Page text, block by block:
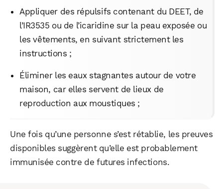
Appliquer des répulsifs contenant du DEET, de
l’IR3535 ou de l’icaridine sur la peau exposée ou
les vêtements, en suivant strictement les
instructions ;
Éliminer les eaux stagnantes autour de votre
maison, car elles servent de lieux de
reproduction aux moustiques ;
Une fois qu’une personne s’est rétablie, les preuves
disponibles suggèrent qu’elle est probablement
immunisée contre de futures infections.